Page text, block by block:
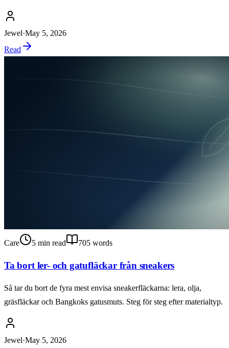
Jewel·May 5, 2026
Read
Care 5 min read 705 words
Ta bort ler- och gatufläckar från sneakers
Så tar du bort de fyra mest envisa sneakerfläckarna: lera, olja,
gräsfläckar och Bangkoks gatusmuts. Steg för steg efter materialtyp.
Jewel·May 5, 2026